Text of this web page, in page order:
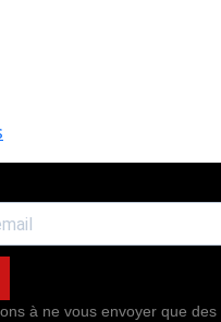
à ne vous envoyer que des